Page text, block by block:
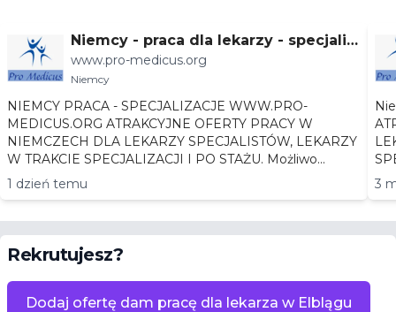
Niemcy - praca dla lekarzy - specjaliz
acje
www.pro-medicus.org
Niemcy
NIEMCY PRACA - SPECJALIZACJE WWW.PRO-
MEDICUS.ORG ATRAKCYJNE OFERTY PRACY W
NIEMCZECH DLA LEKARZY SPECJALISTÓW, LEKARZY
W TRAKCIE SPECJALIZACJI I PO STAŻU. Możliwo...
1 dzień temu
3
Rekrutujesz?
Dodaj ofertę dam pracę dla lekarza w Elblągu